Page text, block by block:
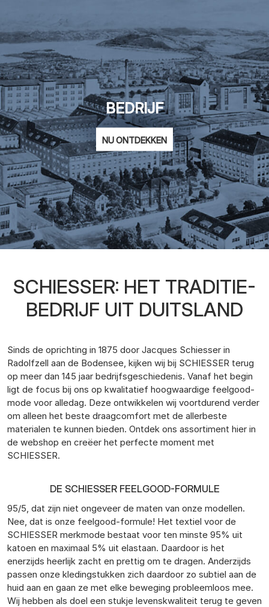
BEDRIJF
NU ONTDEKKEN
SCHIESSER: HET TRADITIE-
BEDRIJF UIT DUITSLAND
Sinds de oprichting in 1875 door Jacques Schiesser in
Radolfzell aan de Bodensee, kijken wij bij SCHIESSER terug
op meer dan 145 jaar bedrijfsgeschiedenis. Vanaf het begin
ligt de focus bij ons op kwalitatief hoogwaardige feelgood-
mode voor alledag. Deze ontwikkelen wij voortdurend verder
om alleen het beste draagcomfort met de allerbeste
materialen te kunnen bieden. Ontdek ons assortiment hier in
de webshop en creëer het perfecte moment met
SCHIESSER.
DE SCHIESSER FEELGOOD-FORMULE
95/5, dat zijn niet ongeveer de maten van onze modellen.
Nee, dat is onze feelgood-formule! Het textiel voor de
SCHIESSER merkmode bestaat voor ten minste 95% uit
katoen en maximaal 5% uit elastaan. Daardoor is het
enerzijds heerlijk zacht en prettig om te dragen. Anderzijds
passen onze kledingstukken zich daardoor zo subtiel aan de
huid aan en gaan ze met elke beweging probleemloos mee.
Wij hebben als doel een stukje levenskwaliteit terug te geven